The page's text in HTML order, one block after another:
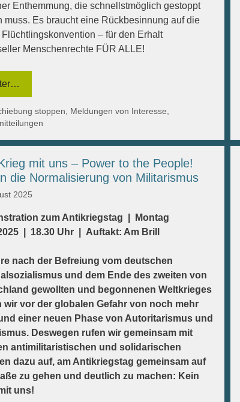
Enthemmung, die schnellstmöglich gestoppt
muss. Es braucht eine Rückbesinnung auf die
Flüchtlingskonvention – für den Erhalt
Menschenrechte FÜR ALLE!
stoppen Meldungen von Interesse
mit uns – Power to the People!
die Normalisierung von Militarismus
2025
zum Antikriegstag | Montag
| 18.30 Uhr | Auftakt: Am Brill
nach der Befreiung vom deutschen
und dem Ende des zweiten von
gewollten und begonnenen Weltkrieges
wir vor der globalen Gefahr von noch mehr
einer neuen Phase von Autoritarismus und
Deswegen rufen wir gemeinsam mit
antimilitaristischen und solidarischen
dazu auf, am Antikriegstag gemeinsam auf
zu gehen und deutlich zu machen: Kein
uns!